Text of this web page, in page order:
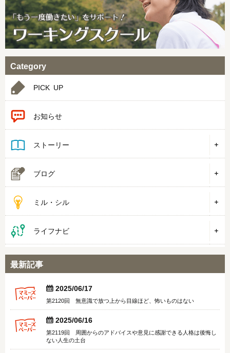
Category
PICK UP
お知らせ
ストーリー
ブログ
ミル・シル
ライフナビ
最新記事
  2025/06/17
第2120回 無意識で放つ上から目線ほど、怖いものはない
  2025/06/16
第2119回 周囲からのアドバイスや意見に感謝できる人格は後悔し
ない人生の土台